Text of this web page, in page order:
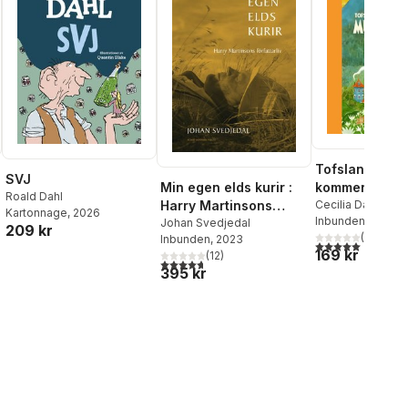
SVJ
Roald Dahl
Kartonnage, 2026
209 kr
Min egen elds kurir :
Harry Martinsons
författarliv
Johan Svedjedal
Inbunden, 2023
4,7utav 5 stjärnor. Totalt antal röster:
(12)
395 kr
Tofslan och
kommer till
Mumindalen
Cecilia
Jansson,
Inbunden
5,0utav 5(
169 kr